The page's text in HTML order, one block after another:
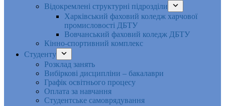
Відокремлені структурні підрозділи
Харківський фаховий коледж харчової
промисловості ДБТУ
Вовчанський фаховий коледж ДБТУ
Кінно-спортивний комплекс
Студенту
Розклад занять
Вибіркові дисципліни – бакалаври
Графік освітнього процесу
Оплата за навчання
Студентське самоврядування